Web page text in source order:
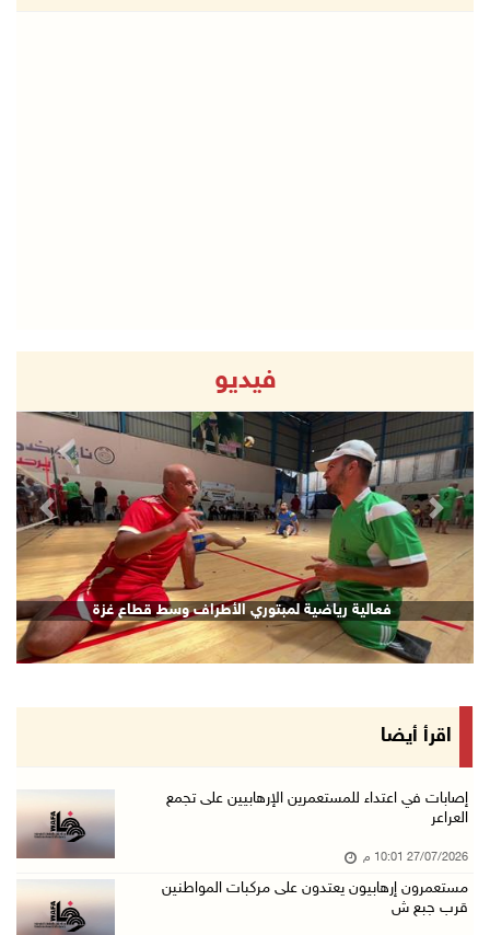
فيديو
فعالية رياضية لمبتوري الأطراف وسط قطاع غزة
Next
اقرأ أيضا
إصابات في اعتداء للمستعمرين الإرهابيين على تجمع
العراعر
27/07/2026 10:01 م
مستعمرون إرهابيون يعتدون على مركبات المواطنين
قرب جبع ش